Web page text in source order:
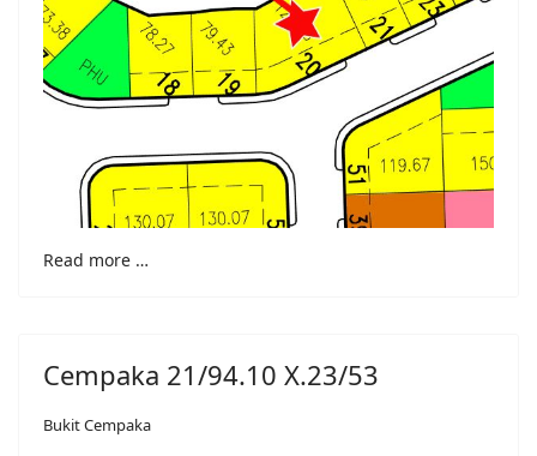
Read more …
Cempaka 21/94.10 X.23/53
Bukit Cempaka